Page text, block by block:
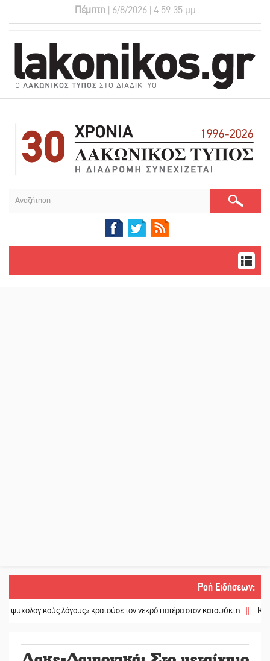
Πέμπτη | 6/8/2026 | 4:59:36 μμ
Ροή Ειδήσεων:
λόγους» κρατούσε τον νεκρό πατέρα στον καταψύκτη || Kastoras